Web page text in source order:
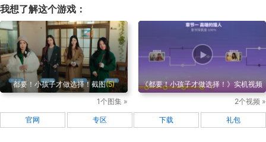
我想了解这个游戏：
都要！小孩子才做选择！截图(5)
1个图集 »
《都要！小孩子才做选择！》实机视频
2个视频 »
官网 专区 下载 礼包